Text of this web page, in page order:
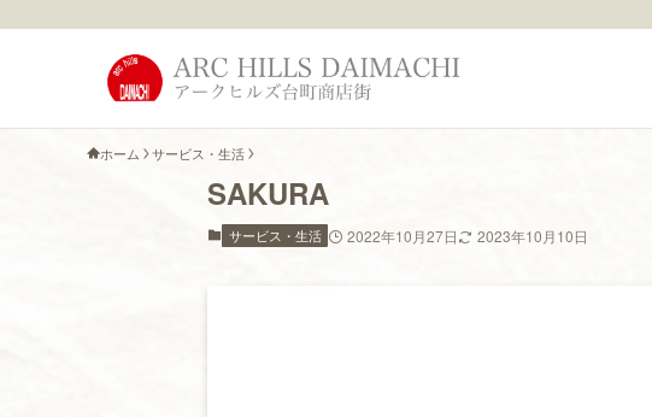
ホーム サービス・生活
SAKURA
サービス・生活 2022年10月27日 2023年10月10日